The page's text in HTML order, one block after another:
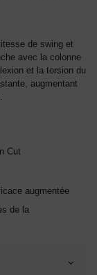
de swing et
avec la colonne
et la torsion du
augmentant
Cut
augmentée
de la